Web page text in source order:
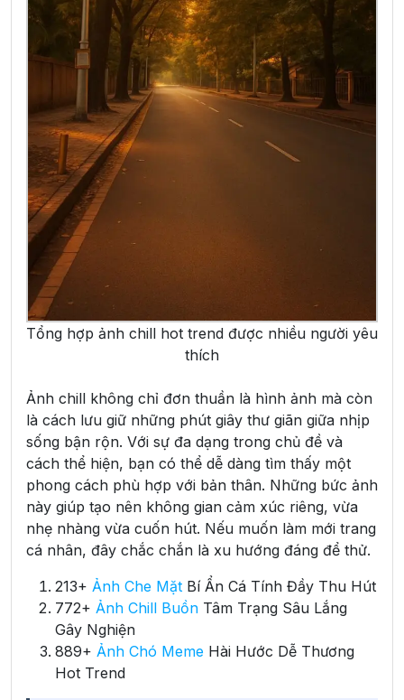
Tổng hợp ảnh chill hot trend được nhiều người yêu
thích
Ảnh chill không chỉ đơn thuần là hình ảnh mà còn
là cách lưu giữ những phút giây thư giãn giữa nhịp
sống bận rộn. Với sự đa dạng trong chủ đề và
cách thể hiện, bạn có thể dễ dàng tìm thấy một
phong cách phù hợp với bản thân. Những bức ảnh
này giúp tạo nên không gian cảm xúc riêng, vừa
nhẹ nhàng vừa cuốn hút. Nếu muốn làm mới trang
cá nhân, đây chắc chắn là xu hướng đáng để thử.
213+ Ảnh Che Mặt Bí Ẩn Cá Tính Đầy Thu Hút
772+ Ảnh Chill Buồn Tâm Trạng Sâu Lắng
Gây Nghiện
889+ Ảnh Chó Meme Hài Hước Dễ Thương
Hot Trend